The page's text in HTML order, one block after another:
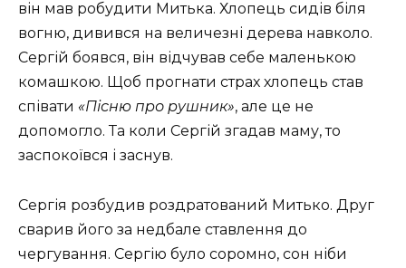
він мав робудити Митька. Хлопець сидів біля
вогню, дивився на величезні дерева навколо.
Сергій боявся, він відчував себе маленькою
комашкою. Щоб прогнати страх хлопець став
співати «Пісню про рушник», але це не
допомогло. Та коли Сергій згадав маму, то
заспокоївся і заснув.
Сергія розбудив роздратований Митько. Друг
сварив його за недбале ставлення до
чергування. Сергію було соромно, сон ніби